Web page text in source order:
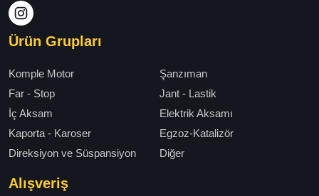
Ürün Grupları
Komple Motor
Şanzıman
Far - Stop
Jant - Lastik
İç Aksam
Elektrik Aksamı
Kaporta - Karoser
Egzoz-Katalizör
Direksiyon ve Süspansiyon
Diğer
Alışveriş